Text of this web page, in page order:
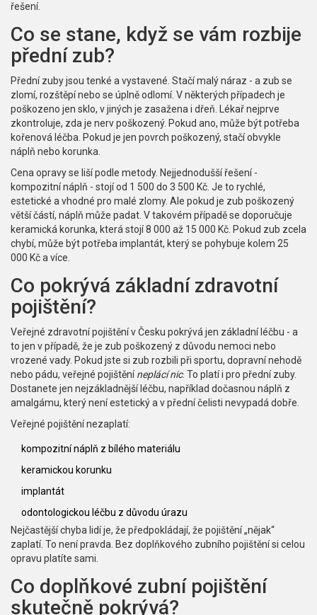
řešení.
Co se stane, když se vám rozbije
přední zub?
Přední zuby jsou tenké a vystavené. Stačí malý náraz - a zub se
zlomí, rozštěpí nebo se úplně odlomí. V některých případech je
poškozeno jen sklo, v jiných je zasažena i dřeň. Lékař nejprve
zkontroluje, zda je nerv poškozený. Pokud ano, může být potřeba
kořenová léčba. Pokud je jen povrch poškozený, stačí obvykle
náplň nebo korunka.
Cena opravy se liší podle metody. Nejjednodušší řešení -
kompozitní náplň - stojí od 1 500 do 3 500 Kč. Je to rychlé,
estetické a vhodné pro malé zlomy. Ale pokud je zub poškozený
větší částí, náplň může padat. V takovém případě se doporučuje
keramická korunka, která stojí 8 000 až 15 000 Kč. Pokud zub zcela
chybí, může být potřeba implantát, který se pohybuje kolem 25
000 Kč a více.
Co pokrývá základní zdravotní
pojištění?
Veřejné zdravotní pojištění v Česku pokrývá jen základní léčbu - a
to jen v případě, že je zub poškozený z důvodu nemoci nebo
vrozené vady. Pokud jste si zub rozbili při sportu, dopravní nehodě
nebo pádu, veřejné pojištěníneplácí nic. To platí i pro přední zuby.
Dostanete jen nejzákladnější léčbu, například dočasnou náplň z
amalgámu, který není estetický a v přední čelisti nevypadá dobře.
Veřejné pojištění nezaplatí:
kompozitní náplň z bílého materiálu
keramickou korunku
implantát
odontologickou léčbu z důvodu úrazu
Nejčastější chyba lidí je, že předpokládají, že pojištění „nějak“
zaplatí. To není pravda. Bez doplňkového zubního pojištění si celou
opravu platíte sami.
Co doplňkové zubní pojištění
skutečně pokrývá?